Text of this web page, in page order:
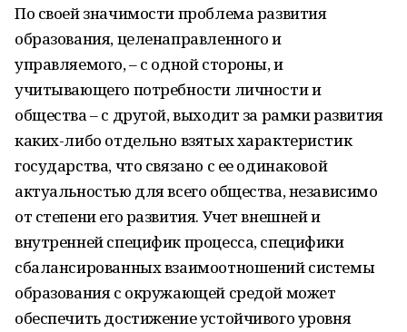
По своей значимости проблема развития
образования, целенаправленного и
управляемого, – с одной стороны, и
учитывающего потребности личности и
общества – с другой, выходит за рамки развития
каких-либо отдельно взятых характеристик
государства, что связано с ее одинаковой
актуальностью для всего общества, независимо
от степени его развития. Учет внешней и
внутренней специфик процесса, специфики
сбалансированных взаимоотношений системы
образования с окружающей средой может
обеспечить достижение устойчивого уровня